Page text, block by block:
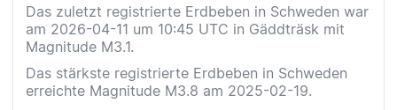
Das zuletzt registrierte Erdbeben in Schweden war
am 2026-04-11 um 10:45 UTC in Gäddträsk mit
Magnitude M3.1.
Das stärkste registrierte Erdbeben in Schweden
erreichte Magnitude M3.8 am 2025-02-19.